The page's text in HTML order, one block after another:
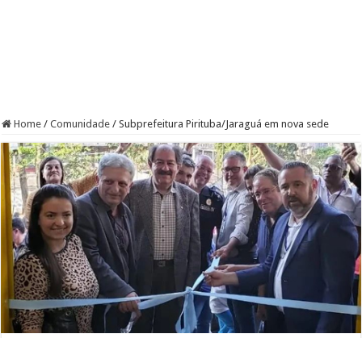
Home / Comunidade / Subprefeitura Pirituba/Jaraguá em nova sede